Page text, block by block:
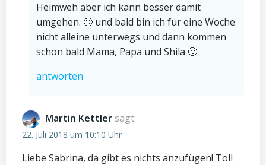
Heimweh aber ich kann besser damit
umgehen. 🙂 und bald bin ich für eine Woche
nicht alleine unterwegs und dann kommen
schon bald Mama, Papa und Shila 🙂
antworten
Martin Kettler sagt:
22. Juli 2018 um 10:10 Uhr
Liebe Sabrina, da gibt es nichts anzufügen! Toll